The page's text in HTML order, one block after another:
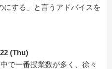
にする」と言うアドバイスを
(Thu)
で一番授業数が多く、徐々